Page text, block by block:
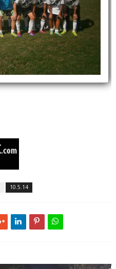
10.5.14